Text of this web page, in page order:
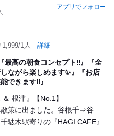
アプリでフォロー
1,999/1人 詳細
最高の朝食コンセプト‼️』『全
ながら楽しめます✨』『お店
できます‼️』
根津』【No.1】
策に出ました。谷根千⇒谷
駄木駅寄りの『HAGI CAFE』